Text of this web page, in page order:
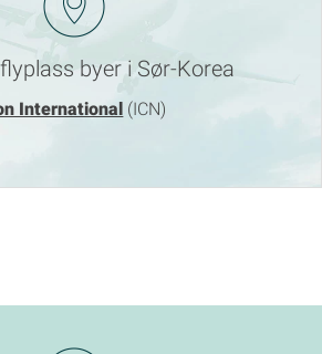
byer i Sør-Korea
International (ICN)